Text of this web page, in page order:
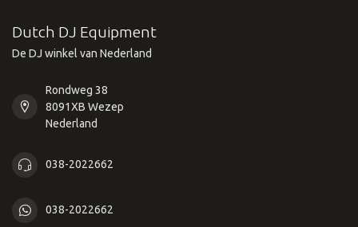
Dutch DJ Equipment
De DJ winkel van Nederland
Rondweg 38
8091XB Wezep
Nederland
038-2022662
038-2022662